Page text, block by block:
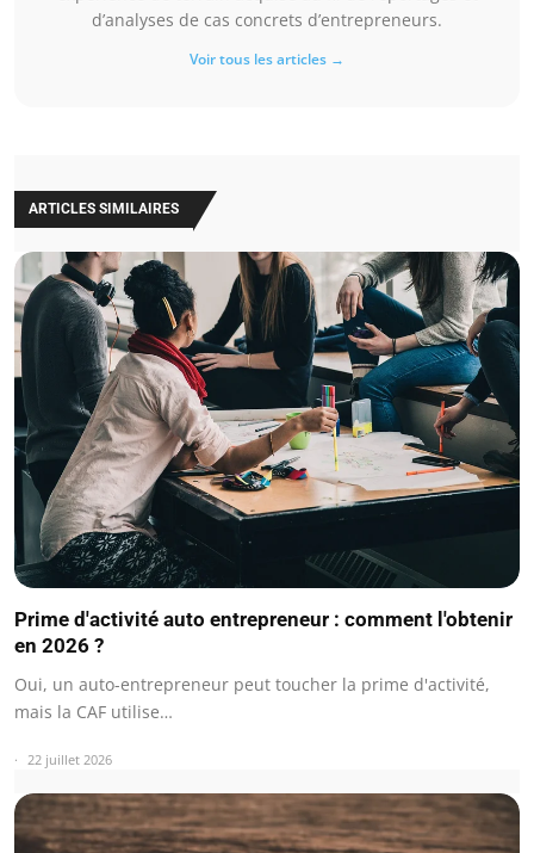
d’analyses de cas concrets d’entrepreneurs.
Voir tous les articles →
ARTICLES SIMILAIRES
Prime d'activité auto entrepreneur : comment l'obtenir
en 2026 ?
Oui, un auto-entrepreneur peut toucher la prime d'activité,
mais la CAF utilise…
22 juillet 2026